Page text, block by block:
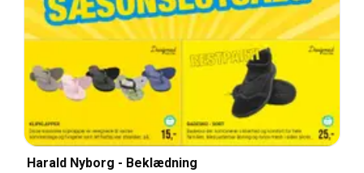
Harald Nyborg - Beklædning